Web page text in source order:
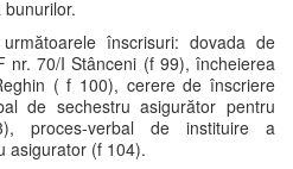
înscrisuri: dovada de
70/I Stânceni (f 99), încheierea
( f 100), cerere de înscriere
de sechestru asigurător pentru
proces-verbal de instituire a
asigurator (f 104).